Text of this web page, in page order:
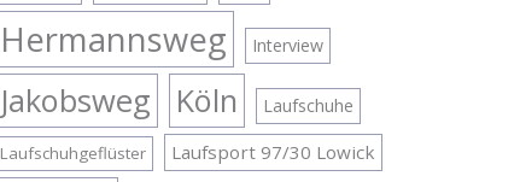
Hermannsweg Interview
Jakobsweg Köln Laufschuhe
Laufschuhgeflüster Laufsport 97/30 Lowick